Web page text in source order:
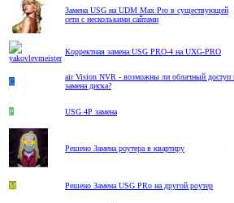
Замена USG на UDM Max Pro в существующей
сети с несколькими сайтами
Корректная замена USG PRO-4 на UXG-PRO
C
air Vision NVR - возможны ли облачный доступ
замена диска?
P USG 4P замена
Решено Замена роутера в квартиру
M Решено Замена USG PRo на другой роутер